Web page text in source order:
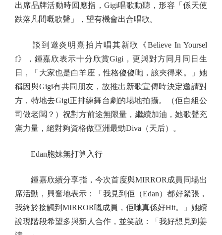
出席品牌活動時回應指，Gigi唱歌動聽，形容「係天使
跌落凡間嘅歌聲」，望有機會出合唱歌。
談到邀炎明熹拍片唱其新歌《Believe In Yoursel
f》，鍾嘉欣表示十分欣賞Gigi，更與對方同月同日生
日，「大家也是白羊座，性格傻傻哋，該夾得來。」她
稱因與Gigi有共同朋友，故推出新歌宣傳時決定邀請對
方，特地去Gigi正排練舞台劇的場地拍攝。（佢自組公
司做老闆？）祝對方前途無限量，繼續加油，她歌聲充
滿力量，絕對夠資格做亞洲最勁Diva（天后）。
Edan胞妹無打算入行
鍾嘉欣續分享指，今次首度與MIRROR成員同場出
席活動，興奮地表示：「我見到佢（Edan）都好緊張，
我終於接觸到MIRROR嘅成員，佢哋真係好Hit。」她續
說現階段希望多與新人合作，並笑說：「我好想見到姜